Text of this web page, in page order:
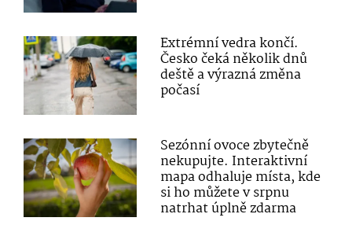
Extrémní vedra končí.
Česko čeká několik dnů
deště a výrazná změna
počasí
Sezónní ovoce zbytečně
nekupujte. Interaktivní
mapa odhaluje místa, kde
si ho můžete v srpnu
natrhat úplně zdarma